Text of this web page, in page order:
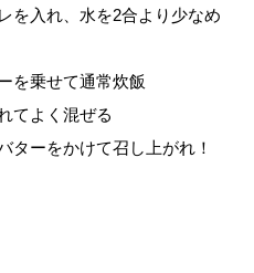
を入れ、水を2合より少なめ
を乗せて通常炊飯
てよく混ぜる
ターをかけて召し上がれ！